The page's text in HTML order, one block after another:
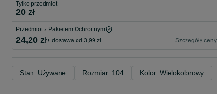
Tylko przedmiot
20 zł
Przedmiot z Pakietem Ochronnym
24,20 zł+ dostawa od 3,99 zł Szczegóły ceny
Stan: Używane Rozmiar: 104 Kolor: Wielokolorowy